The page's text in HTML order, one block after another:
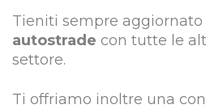
Tieniti sempre aggiornato
autostrade con tutte le
settore.
Ti offriamo inoltre una